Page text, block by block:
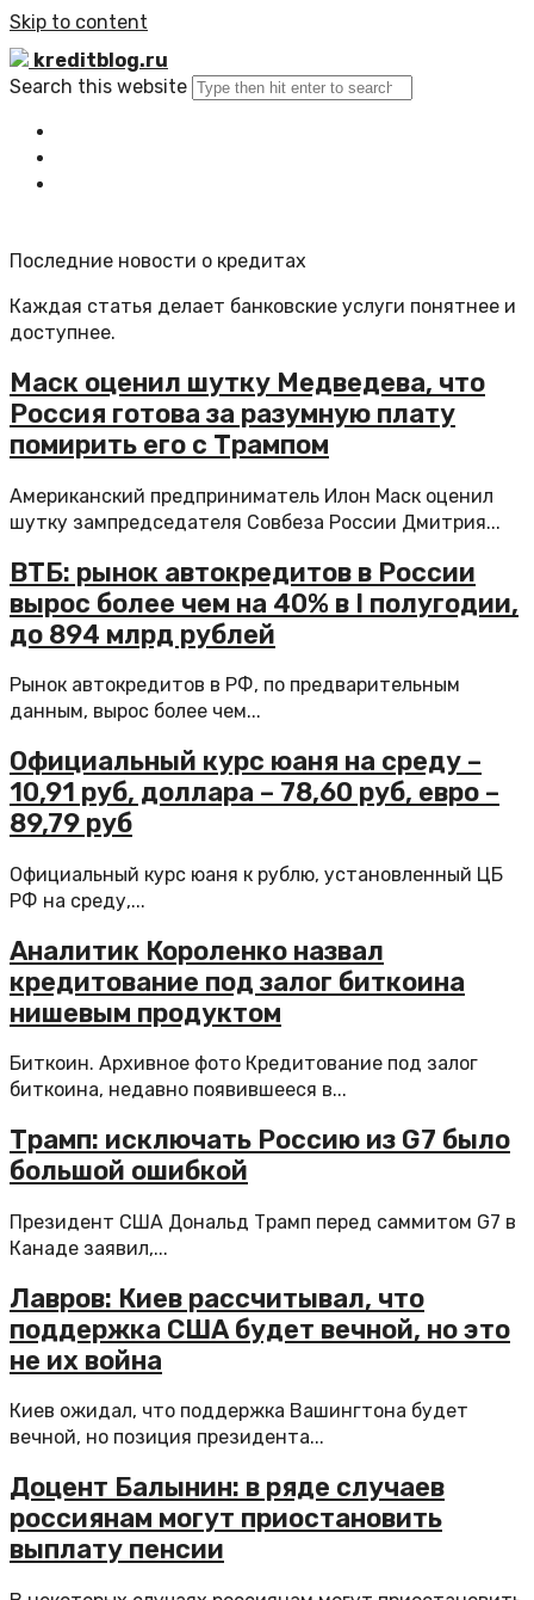
Skip to content
kreditblog.ru
Search this website
Последние новости о кредитах
Каждая статья делает банковские услуги понятнее и
доступнее.
Маск оценил шутку Медведева, что
Россия готова за разумную плату
помирить его с Трампом
Американский предприниматель Илон Маск оценил
шутку зампредседателя Совбеза России Дмитрия...
ВТБ: рынок автокредитов в России
вырос более чем на 40% в I полугодии,
до 894 млрд рублей
Рынок автокредитов в РФ, по предварительным
данным, вырос более чем...
Официальный курс юаня на среду –
10,91 руб, доллара – 78,60 руб, евро –
89,79 руб
Официальный курс юаня к рублю, установленный ЦБ
РФ на среду,...
Аналитик Короленко назвал
кредитование под залог биткоина
нишевым продуктом
Биткоин. Архивное фото Кредитование под залог
биткоина, недавно появившееся в...
Трамп: исключать Россию из G7 было
большой ошибкой
Президент США Дональд Трамп перед саммитом G7 в
Канаде заявил,...
Лавров: Киев рассчитывал, что
поддержка США будет вечной, но это
не их война
Киев ожидал, что поддержка Вашингтона будет
вечной, но позиция президента...
Доцент Балынин: в ряде случаев
россиянам могут приостановить
выплату пенсии